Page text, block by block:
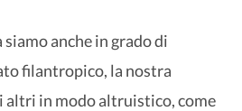
anche in grado di
filantropico, la nostra
altri in modo altruistico, come